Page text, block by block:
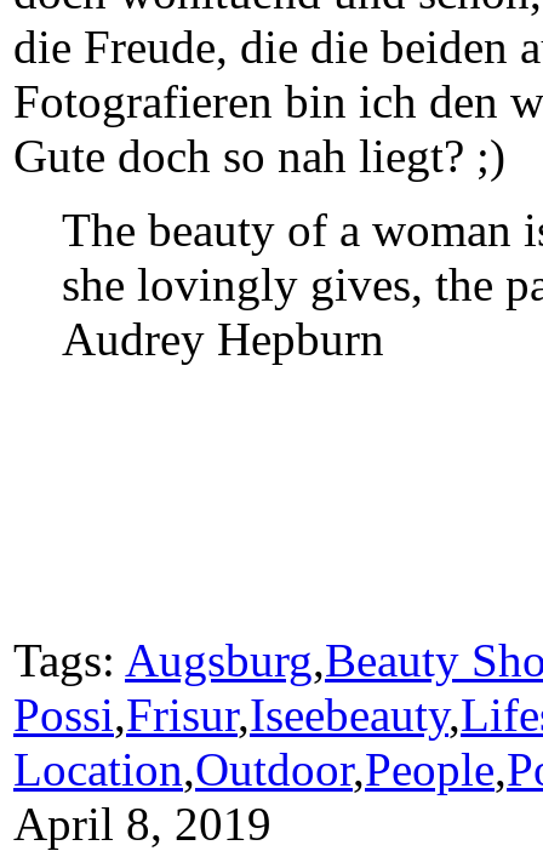
die Freude, die die beiden
Fotografieren bin ich den
Gute doch so nah liegt? ;)
The beauty of a woman
she lovingly gives, the
Audrey Hepburn
Tags: Augsburg,Beauty
Possi,Frisur,Iseebeauty,
Location,Outdoor,People,
April 8, 2019